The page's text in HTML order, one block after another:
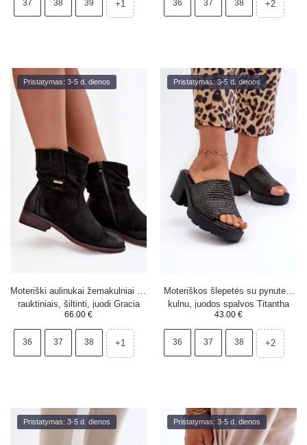
37 38 39 +1 36 37 38 +2
Pristatymas: 3-5 d. dienos
Moteriški aulinukai žemakulniai su
rauktiniais, šiltinti, juodi Gracia
66.00 €
36 37 38 +1
Pristatymas: 3-5 d. dienos
Moteriškos šlepetės su pynute ir
kulnu, juodos spalvos Titantha
43.00 €
36 37 38 +2
Pristatymas: 3-5 d. dienos Pristatymas: 3-5 d. dienos